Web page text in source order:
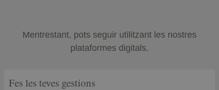
Mentrestant, pots seguir utilitzant les nostres
plataformes digitals.
Fes les teves gestions